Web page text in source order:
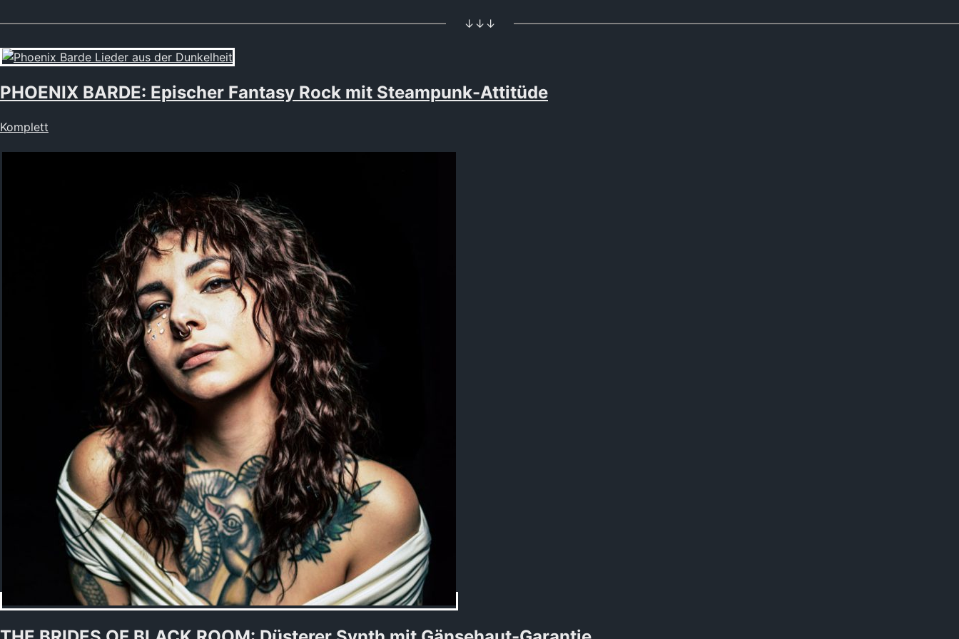
↓↓↓
PHOENIX BARDE: Epischer Fantasy Rock mit Steampunk-Attitüde
Komplett